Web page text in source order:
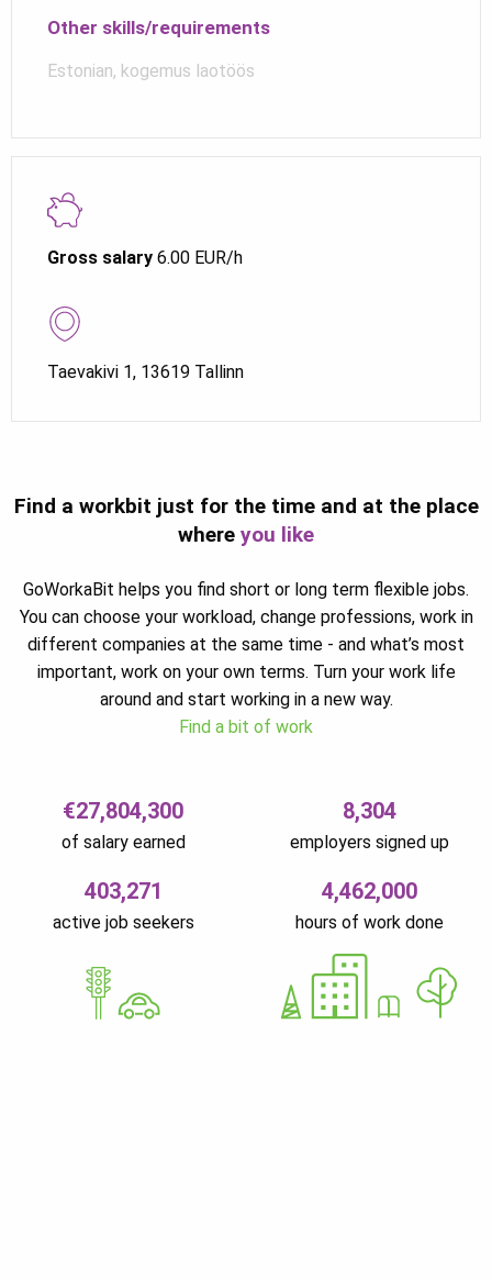
Gross salary 6.00 EUR/h
Taevakivi 1, 13619 Tallinn
Other skills/requirements
Estonian, kogemus laotöös
Find a workbit just for the time and at the place
where you like
GoWorkaBit helps you find short or long term flexible jobs.
You can choose your workload, change professions, work in
different companies at the same time - and what’s most
important, work on your own terms. Turn your work life
around and start working in a new way.
Find a bit of work
€27,804,300
of salary earned
8,304
employers signed up
403,271
active job seekers
4,462,000
hours of work done